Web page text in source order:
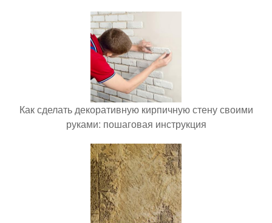
Как сделать декоративную кирпичную стену своими
руками: пошаговая инструкция